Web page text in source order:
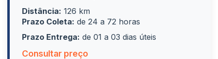
Distância: 126 km
Prazo Coleta: de 24 a 72 horas
Prazo Entrega: de 01 a 03 dias úteis
Consultar preço